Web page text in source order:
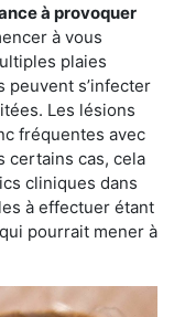
à provoquer
à vous
plaies
peuvent s’infecter
Les lésions
fréquentes avec
certains cas, cela
cliniques dans
à effectuer étant
pourrait mener à